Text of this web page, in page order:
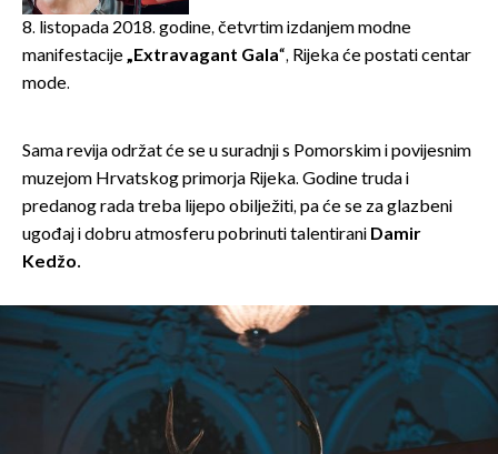
8. listopada 2018. godine, četvrtim izdanjem modne
manifestacije„Extravagant Gala“, Rijeka će postati centar
mode.
Sama revija održat će se u suradnji s Pomorskim i povijesnim
muzejom Hrvatskog primorja Rijeka. Godine truda i
predanog rada treba lijepo obilježiti, pa će se za glazbeni
ugođaj i dobru atmosferu pobrinuti talentirani Damir
Kedžo.